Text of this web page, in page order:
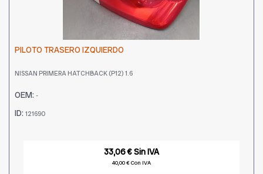
PILOTO TRASERO IZQUIERDO
NISSAN PRIMERA HATCHBACK (P12) 1.6
OEM: -
ID: 121690
33,06 € Sin IVA
40,00 € Con IVA